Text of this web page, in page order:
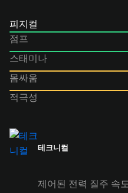
피지컬
점프
스태미나
몸싸움
적극성
테크니컬
제어된 전력 질주 속